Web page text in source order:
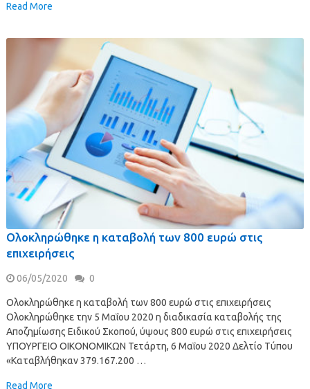
Read More
Ολοκληρώθηκε η καταβολή των 800 ευρώ στις
επιχειρήσεις
06/05/2020 0
Ολοκληρώθηκε η καταβολή των 800 ευρώ στις επιχειρήσεις
Ολοκληρώθηκε την 5 Μαΐου 2020 η διαδικασία καταβολής της
Αποζημίωσης Ειδικού Σκοπού, ύψους 800 ευρώ στις επιχειρήσεις
ΥΠΟΥΡΓΕΙΟ ΟΙΚΟΝΟΜΙΚΩΝ Τετάρτη, 6 Μαΐου 2020 Δελτίο Τύπου
«Καταβλήθηκαν 379.167.200 …
Read More